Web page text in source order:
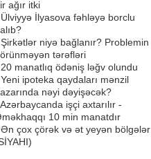
ağır itki
Ülviyyə İlyasova fəhləyə borclu
Şirkətlər niyə bağlanır? Problemin
tərəfləri
20 manatlıq ödəniş ləğv olundu
Yeni ipoteka qaydaları mənzil
nəyi dəyişəcək?
Azərbaycanda işçi axtarılır -
10 min manatdır
Ən çox çörək və ət yeyən bölgələr